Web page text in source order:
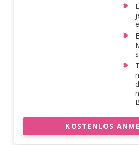
KOSTENLOS